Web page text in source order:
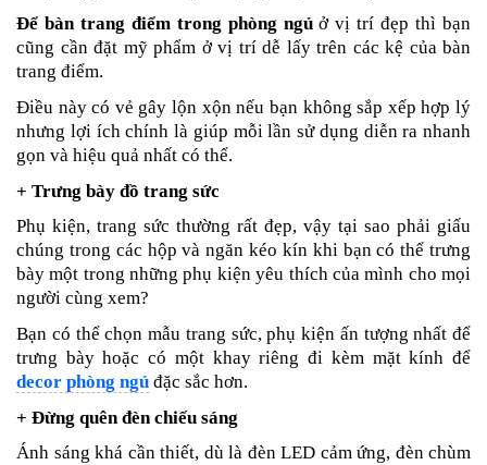
Để bàn trang điểm trong phòng ngủở vị trí đẹp thì bạn
cũng cần đặt mỹ phẩm ở vị trí dễ lấy trên các kệ của bàn
trang điểm.
Điều này có vẻ gây lộn xộn nếu bạn không sắp xếp hợp lý
nhưng lợi ích chính là giúp mỗi lần sử dụng diễn ra nhanh
gọn và hiệu quả nhất có thể.
+ Trưng bày đồ trang sức
Phụ kiện, trang sức thường rất đẹp, vậy tại sao phải giấu
chúng trong các hộp và ngăn kéo kín khi bạn có thể trưng
bày một trong những phụ kiện yêu thích của mình cho mọi
người cùng xem?
Bạn có thể chọn mẫu trang sức, phụ kiện ấn tượng nhất để
trưng bày hoặc có một khay riêng đi kèm mặt kính để
decor phòng ngủ đặc sắc hơn.
+ Đừng quên đèn chiếu sáng
Ánh sáng khá cần thiết, dù là đèn LED cảm ứng, đèn chùm